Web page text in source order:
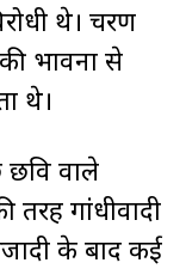
थे। चरण
भावना से
थे।
छवि वाले
गांधीवादी
के बाद कई